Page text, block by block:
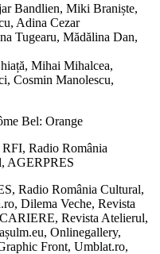
Bandlien, Miki Braniște,
Adina Cezar
Tugearu, Mădălina Dan,
Mihai Mihalcea,
Cosmin Manolescu,
Bel: Orange
Radio România
AGERPRES
Radio România Cultural,
Dilema Veche, Revista
Revista Atelierul,
Onlinegallery,
Front, Umblat.ro,